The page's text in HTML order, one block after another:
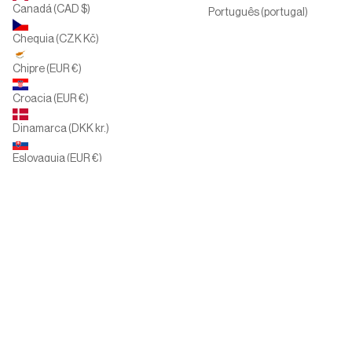
Canadá (CAD $)
Chequia (CZK Kč)
Chipre (EUR €)
Croacia (EUR €)
Dinamarca (DKK kr.)
Eslovaquia (EUR €)
Português (portugal)